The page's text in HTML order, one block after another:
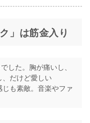
」は筋金入り
した。胸が痛いし、
だけど愛しい
も素敵。音楽やファ